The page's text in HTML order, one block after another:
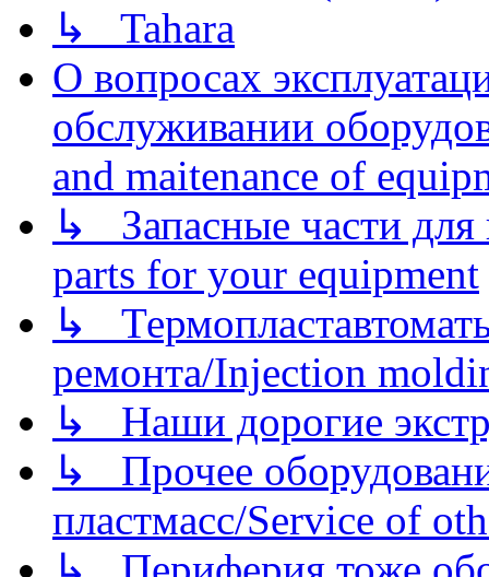
↳ Tahara
О вопросах
обслуживании
and maitenance of
↳ Запасные части для
parts for your equipment
↳
ремонта/Injection
↳ Наши дорогие
↳ Прочее
пластмасс/Service of